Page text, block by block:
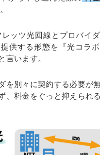
ッツ光回線とプロバイ
供する形態を『光コラ
言います。
を別々に契約する必要が
、料金をぐっと抑えられ